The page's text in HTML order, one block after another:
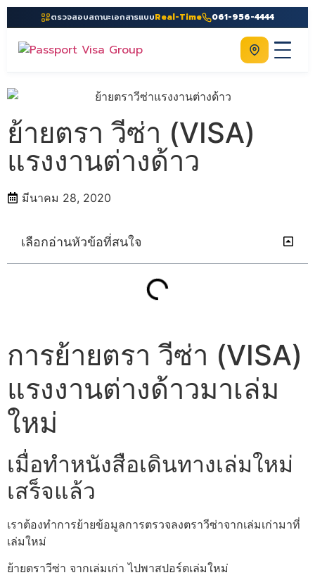
ตรวจสอบสถานะเอกสารแบบReal-Time 061-956-4444
Home
เกี่ยวกับเรา
บริการ
คู่มือ
ความรู้
ประเทศ
ติดต่อเรา
ติดต่อเรา
ย้ายตรา วีซ่า (VISA)
แรงงานต่างด้าว
มีนาคม 28, 2020
เลือกอ่านหัวข้อที่สนใจ
การย้ายตรา วีซ่า (VISA)
แรงงานต่างด้าวมาเล่ม
ใหม่
เมื่อทำหนังสือเดินทางเล่มใหม่
เสร็จแล้ว
เราต้องทำการย้ายข้อมูลการตรวจลงตราวีซ่าจากเล่มเก่ามาที่
เล่มใหม่
ย้ายตราวีซ่า จากเล่มเก่า ไปพาสปอร์ตเล่มใหม่